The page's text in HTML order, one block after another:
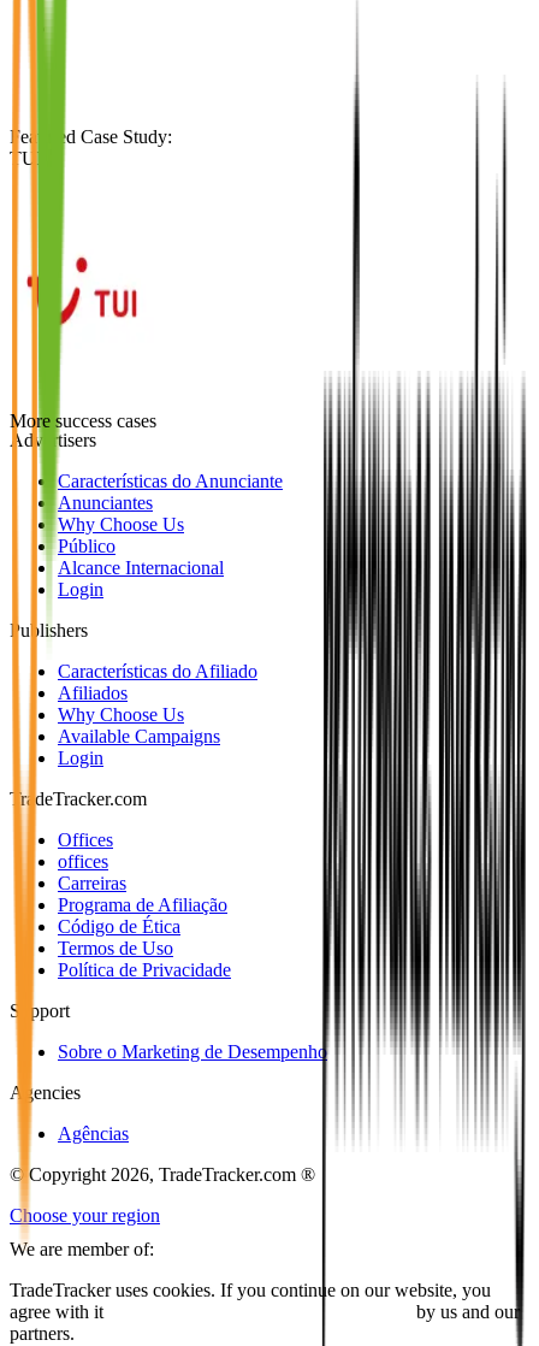
Featured Case Study:
TUI
More success cases
Advertisers
Características do Anunciante
Anunciantes
Why Choose Us
Público
Alcance Internacional
Login
Publishers
Características do Afiliado
Afiliados
Why Choose Us
Available Campaigns
Login
TradeTracker.com
Offices
offices
Carreiras
Programa de Afiliação
Código de Ética
Termos de Uso
Política de Privacidade
Support
Sobre o Marketing de Desempenho
Agencies
Agências
© Copyright 2026, TradeTracker.com ®
Choose your region
We are member of:
TradeTracker uses cookies. If you continue on our website, you
agree with it
by us and our
partners.